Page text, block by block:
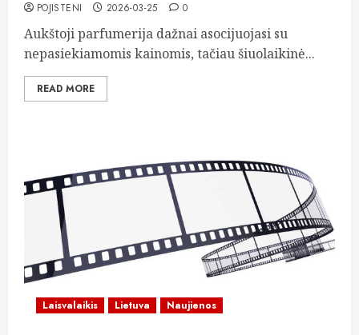
POJISTENI 2026-03-25 0
Aukštoji parfumerija dažnai asocijuojasi su
nepasiekiamomis kainomis, tačiau šiuolaikinė...
READ MORE
Laisvalaikis Lietuva Naujienos